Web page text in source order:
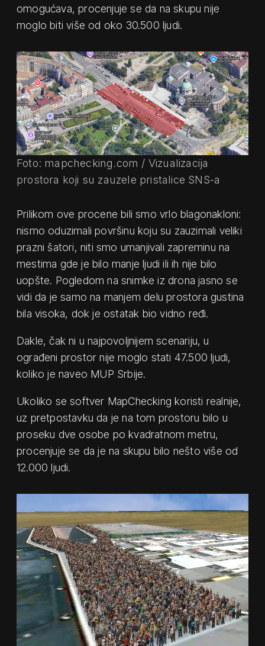
omogućava, procenjuje se da na skupu nije
moglo biti više od oko 30.500 ljudi.
Foto: mapchecking.com / Vizualizacija
prostora koji su zauzele pristalice SNS-a
Prilikom ove procene bili smo vrlo blagonakloni:
nismo oduzimali površinu koju su zauzimali veliki
prazni šatori, niti smo umanjivali zapreminu na
mestima gde je bilo manje ljudi ili ih nije bilo
uopšte. Pogledom na snimke iz drona jasno se
vidi da je samo na manjem delu prostora gustina
bila visoka, dok je ostatak bio vidno ređi.
Dakle, čak ni u najpovoljnijem scenariju, u
ograđeni prostor nije moglo stati 47.500 ljudi,
koliko je naveo MUP Srbije.
Ukoliko se softver MapChecking koristi realnije,
uz pretpostavku da je na tom prostoru bilo u
proseku dve osobe po kvadratnom metru,
procenjuje se da je na skupu bilo nešto više od
12.000 ljudi.